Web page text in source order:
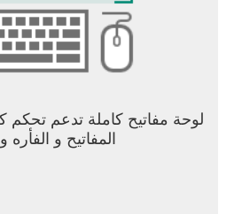
السلسة أفضل تجربة
لمساعدتك على تخليد اسمك بين الأساطير.
لوحة مفاتيح كاملة تدعم
المفاتيح و الفأره